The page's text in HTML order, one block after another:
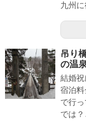
九州
吊り
の温
結婚
宿泊
で行
では